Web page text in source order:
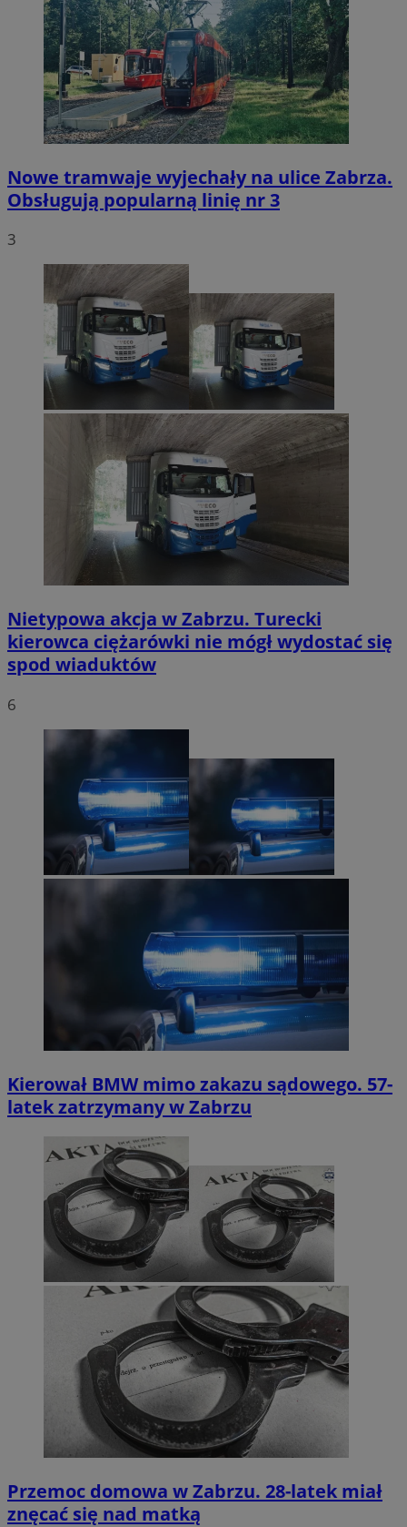
Nowe tramwaje wyjechały na ulice Zabrza.
Obsługują popularną linię nr 3
3
Nietypowa akcja w Zabrzu. Turecki
kierowca ciężarówki nie mógł wydostać się
spod wiaduktów
6
Kierował BMW mimo zakazu sądowego. 57-
latek zatrzymany w Zabrzu
Przemoc domowa w Zabrzu. 28-latek miał
znęcać się nad matką